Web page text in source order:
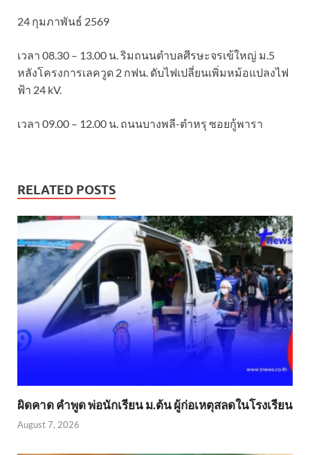
24 กุมภาพันธ์ 2569
เวลา 08.30 – 13.00 น. ริมถนนตำบลศีรษะจรเข้ใหญ่ ม.5
หลังโครงการเลควูด 2 กฟน. ดับไฟเปลี่ยนเพิ่มหม้อแปลงไฟ
ฟ้า 24 kV.
เวลา 09.00 – 12.00 น. ถนนบางพลี-ตำหรุ ซอยกู้พารา
RELATED POSTS
ผิดคาด คำพูด พ่อนักเรียน ม.ต้น ผู้ก่อเหตุสลดในโรงเรียน
August 7, 2026